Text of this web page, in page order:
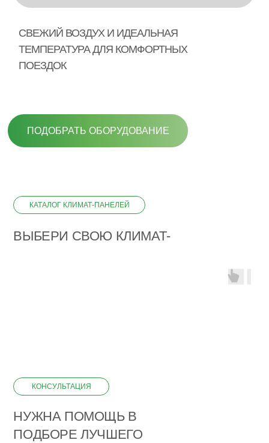
ПОДОБРАТЬ ОБОРУДОВАНИЕ
СВЕЖИЙ ВОЗДУХ И ИДЕАЛЬНАЯ
ТЕМПЕРАТУРА ДЛЯ КОМФОРТНЫХ
ПОЕЗДОК
ВЫБЕРИ СВОЮ КЛИМАТ-
КАТАЛОГ КЛИМАТ-ПАНЕЛЕЙ
НУЖНА ПОМОЩЬ В
ПОДБОРЕ ЛУЧШЕГО
КОНСУЛЬТАЦИЯ